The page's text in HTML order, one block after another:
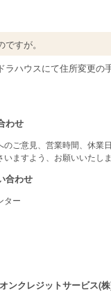
すが。
ハウスにて住所変更の
わせ
ご意見、営業時間、休
ますよう、お願いいたしま
合わせ
ター
ンクレジットサービス(